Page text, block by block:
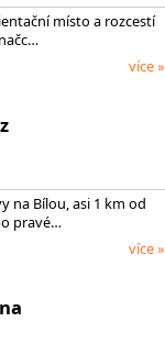
místo a rozcestí
více »
na Bílou, asi 1 km od
pravé…
více »